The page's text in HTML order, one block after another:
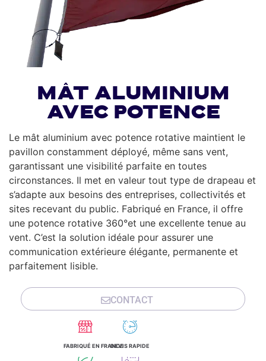
Mât aluminium
avec potence
Le mât aluminium avec potence rotative maintient le
pavillon constamment déployé, même sans vent,
garantissant une visibilité parfaite en toutes
circonstances. Il met en valeur tout type de drapeau et
s’adapte aux besoins des entreprises, collectivités et
sites recevant du public. Fabriqué en France, il offre
une potence rotative 360°et une excellente tenue au
vent. C’est la solution idéale pour assurer une
communication extérieure élégante, permanente et
parfaitement lisible.
CONTACT
FABRIQUÉ EN FRANCEDEVIS RAPIDE